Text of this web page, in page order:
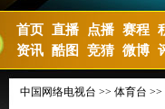
首页 直播 点播 赛程
资讯 酷图 竞猜 微博
中国网络电视台 >> 体育台 >>